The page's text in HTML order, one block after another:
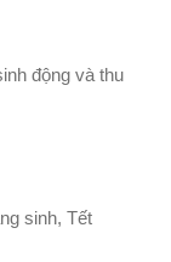
động và thu
sinh, Tết